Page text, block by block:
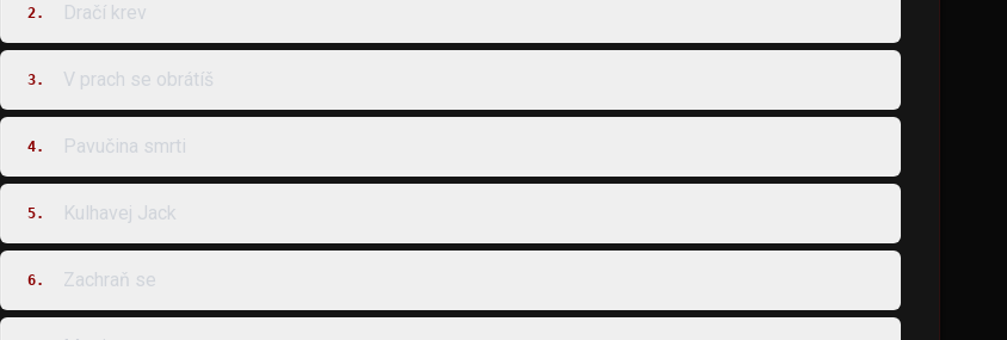
2. Dračí krev
3. V prach se obrátíš
4. Pavučina smrti
5. Kulhavej Jack
6. Zachraň se